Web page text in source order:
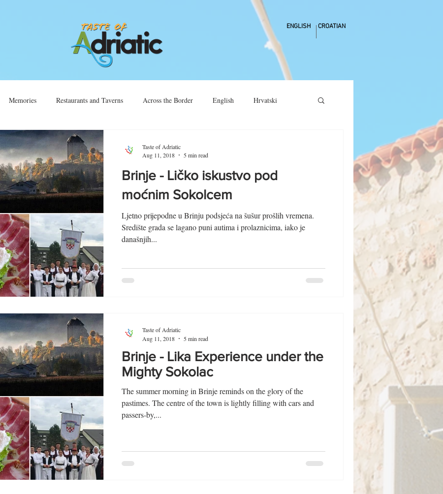
ENGLISH CROATIAN
Memories Restaurants and Taverns Across the Border English Hrvatski
Vino Sjećanja Preko Granice
Brinje - Ličko iskustvo pod
moćnim Sokolcem
Ljetno prijepodne u Brinju podsjeća na šušur prošlih vremena.
Središte grada se lagano puni autima i prolaznicima, iako je
današnjih...
Taste of Adriatic
Aug 11, 2018
5 min read
Brinje - Lika Experience under the
Mighty Sokolac
The summer morning in Brinje reminds on the glory of the
pastimes. The centre of the town is lightly filling with cars and
passers-by,...
Taste of Adriatic
Aug 11, 2018
5 min read